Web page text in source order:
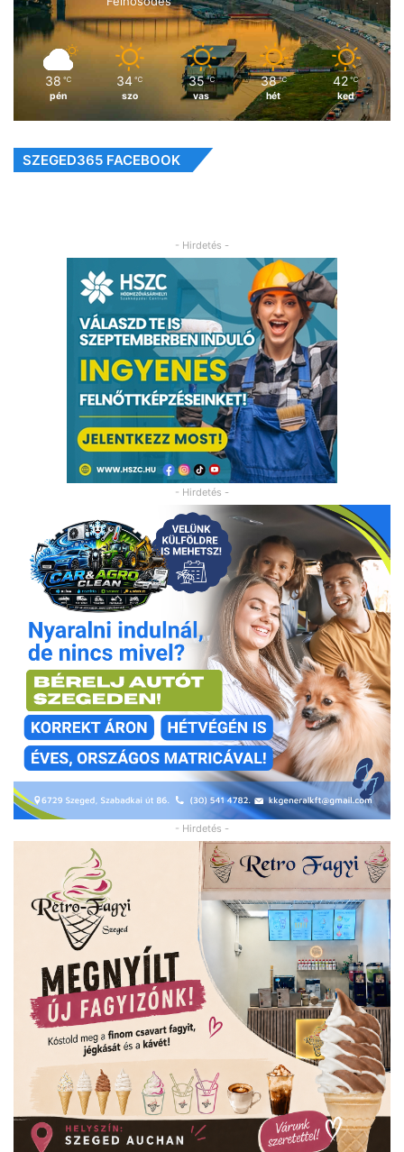
38 ℃
pén
34 ℃
szo
35 ℃
vas
38 ℃
hét
42 ℃
ked
SZEGED365 FACEBOOK
- Hirdetés -
- Hirdetés -
- Hirdetés -